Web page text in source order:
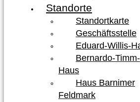
Standorte
Standortkarte
Geschäftsstelle
Eduard-Willis-
Bernardo-Timm-
Haus
Haus Barnimer
Feldmark